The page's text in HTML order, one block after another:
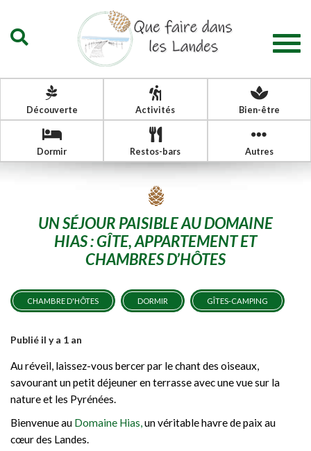
Découverte Activités Bien-être
Dormir Restos-bars Autres
UN SÉJOUR PAISIBLE AU DOMAINE
HIAS : GÎTE, APPARTEMENT ET
CHAMBRES D’HÔTES
CHAMBRE D'HÔTES DORMIR GÎTES-CAMPING
Publié il y a 1 an
Au réveil, laissez-vous bercer par le chant des oiseaux,
savourant un petit déjeuner en terrasse avec une vue sur la
nature et les Pyrénées.
Bienvenue au Domaine Hias,un véritable havre de paix au
cœur des Landes.